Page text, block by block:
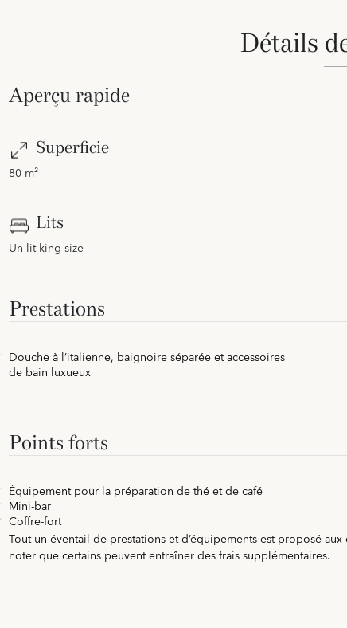
Détails
Aperçu rapide
Superficie
80 m²
Lits
Un lit king size
Prestations
Douche à l’italienne, baignoire séparée et accessoires
de bain luxueux
Points forts
Équipement pour la préparation de thé et de café
Mini-bar
Coffre-fort
Tout un éventail de prestations et d’équipements est proposé
noter que certains peuvent entraîner des frais supplémentaires.